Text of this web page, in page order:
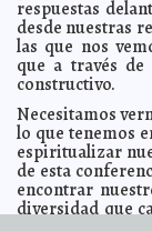
2012-06-28 06:29:48
2012-06-27 15:09:15 En el
2012-06-27 14:07:48
2012-06-27 14:07:30 El
organizada
Fernandez
2012-06-27 13:57:03
Against Parkinson's
2012-06-27 13:52:46
respuestas
desde nuestras
las que nos
que a través
constructivo.
Necesitamos
lo que tenemos
espiritualizar
de esta
encontrar
diversidad que